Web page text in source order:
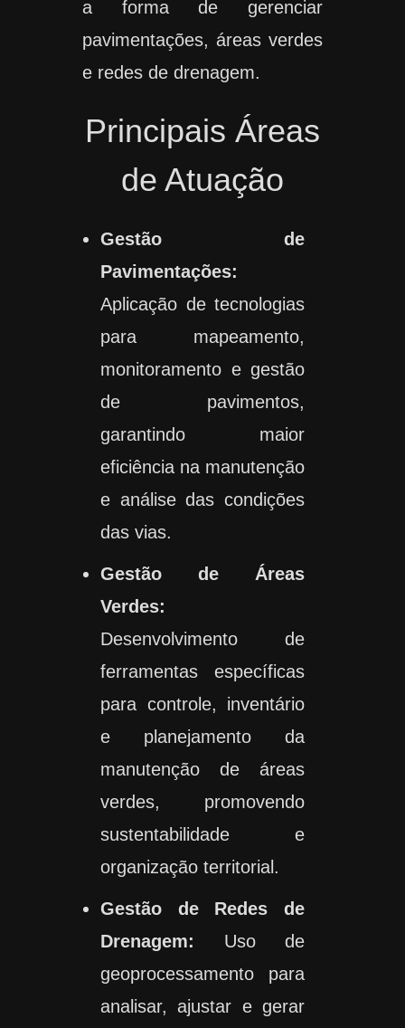
a forma de gerenciar
pavimentações, áreas verdes
e redes de drenagem.
Principais Áreas
de Atuação
Gestão de
Pavimentações:
Aplicação de tecnologias
para mapeamento,
monitoramento e gestão
de pavimentos,
garantindo maior
eficiência na manutenção
e análise das condições
das vias.
Gestão de Áreas
Verdes:
Desenvolvimento de
ferramentas específicas
para controle, inventário
e planejamento da
manutenção de áreas
verdes, promovendo
sustentabilidade e
organização territorial.
Gestão de Redes de
Drenagem: Uso de
geoprocessamento para
analisar, ajustar e gerar